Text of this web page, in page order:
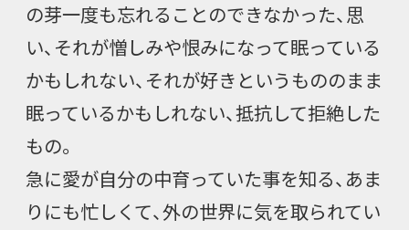
の芽一度も忘れることのできなかった、思
い、それが憎しみや恨みになって眠っている
かもしれない、それが好きというもののまま
眠っているかもしれない、抵抗して拒絶した
もの。
急に愛が自分の中育っていた事を知る、あま
りにも忙しくて、外の世界に気を取られてい